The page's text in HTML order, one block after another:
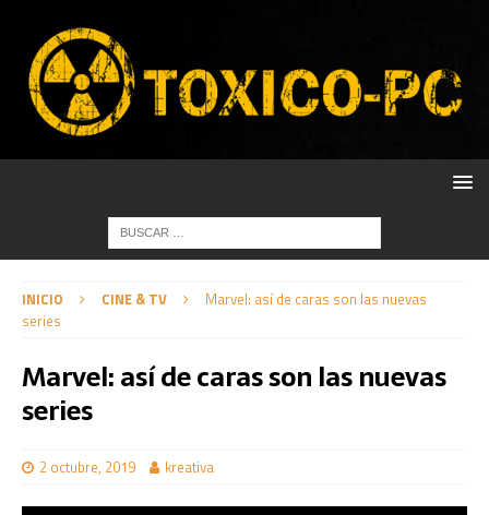
INICIO CINE & TV
Marvel: así de caras son las nuevas
series
Marvel: así de caras son las nuevas
series
2 octubre, 2019 kreativa